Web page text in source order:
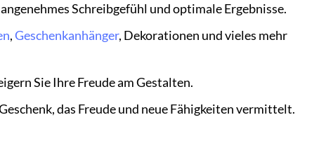
Schreibgefühl und optimale Ergebnisse.
,Geschenkanhänger, Dekorationen und vieles mehr
Sie Ihre Freude am Gestalten.
das Freude und neue Fähigkeiten vermittelt.